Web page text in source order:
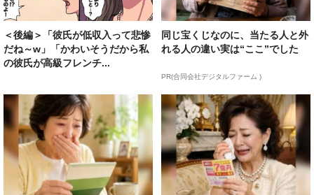
＜後編＞「彼氏が低収入って悲惨
だね～w」「かわいそうだから私
の彼氏が高級フレンチ...
同じ宝くじなのに、当たる人と外
れる人の違い実は“ここ”でした
PR(合同会社デジタルファーム )